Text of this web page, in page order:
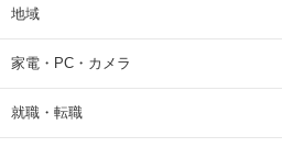
地域
家電・PC・カメラ
就職・転職